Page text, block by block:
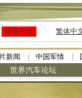
简体中文 繁体中
新闻 中国军情
世界汽车论坛